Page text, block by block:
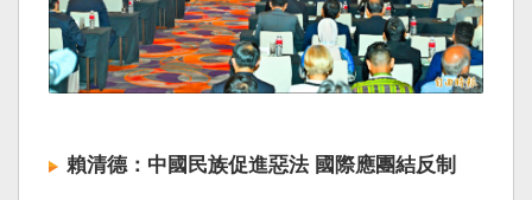
賴清德：中國民族促進惡法 國際應團結反制